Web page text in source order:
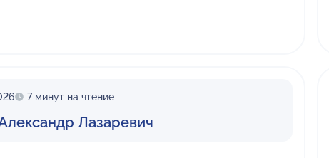
7 минут на чтение
Лазаревич